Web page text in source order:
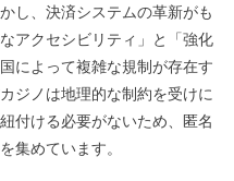
し、決済システムの革新がも
アクセシビリティ」と「強化
によって複雑な規制が存在す
ジノは地理的な制約を受けに
付ける必要がないため、匿名
集めています。